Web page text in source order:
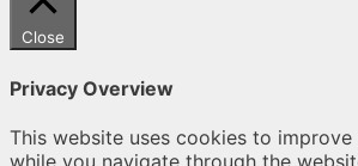
Close
Privacy Overview
This website uses cookies to
while you navigate through the